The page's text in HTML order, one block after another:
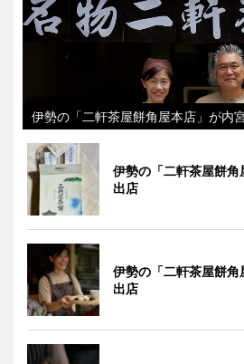
伊勢の「二軒茶屋餅角屋本店」が内
伊勢の「二軒茶屋餅
出店
伊勢の「二軒茶屋餅
出店